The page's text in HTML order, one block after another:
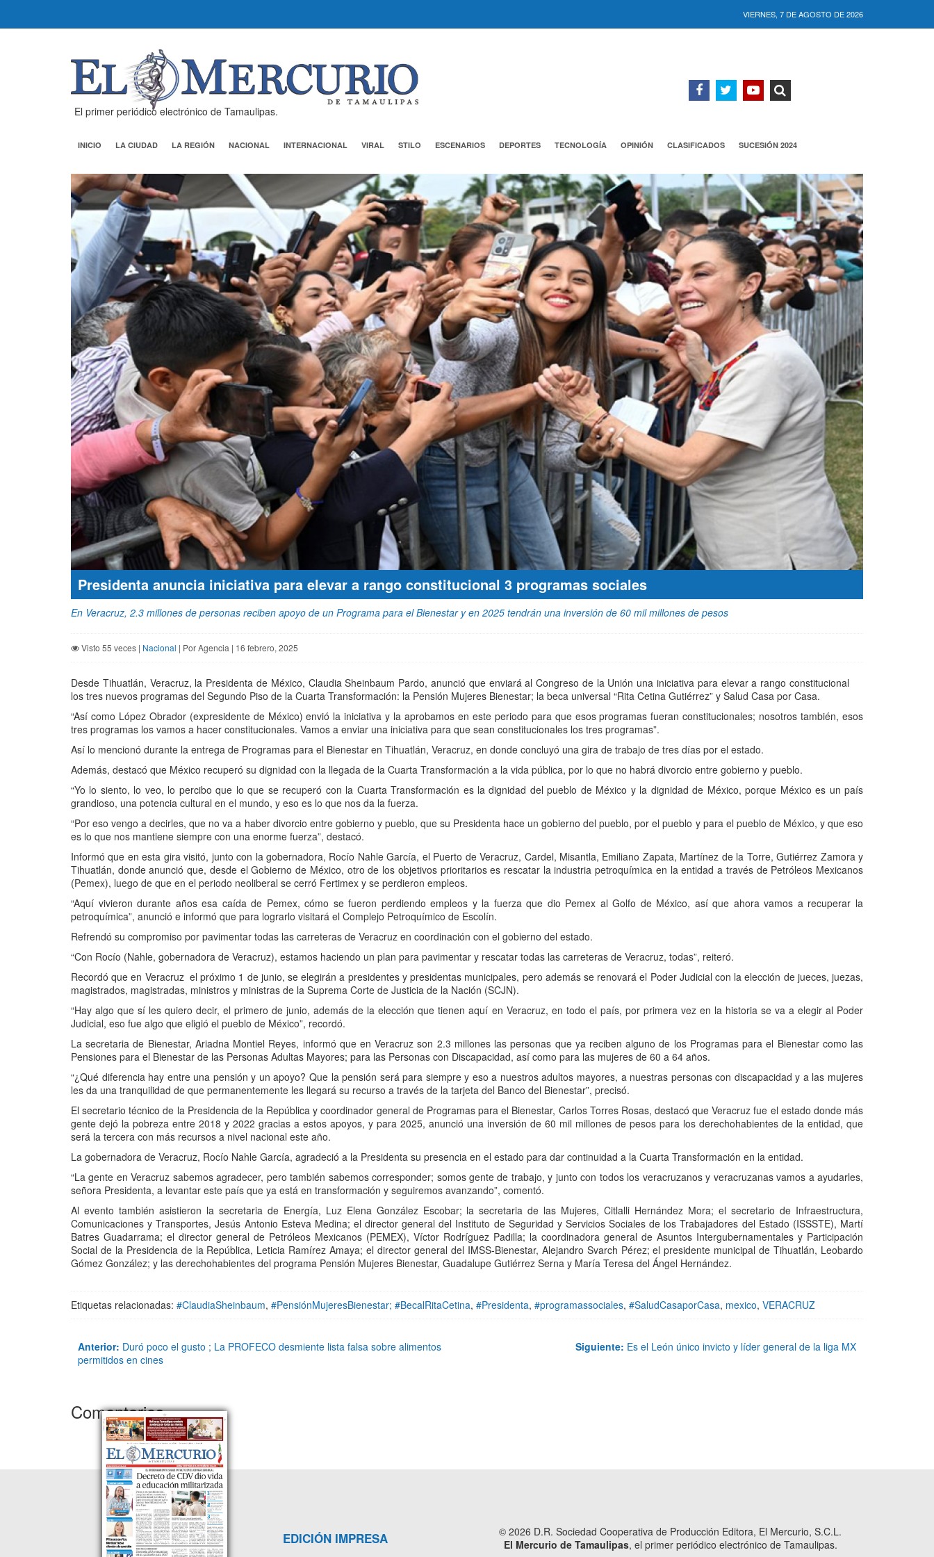
VIERNES, 7 DE AGOSTO DE 2026
El primer periódico electrónico de Tamaulipas.
INICIO LA CIUDAD LA REGIÓN NACIONAL INTERNACIONAL VIRAL STILO ESCENARIOS DEPORTES TECNOLOGÍA OPINIÓN CLASIFICADOS SUCESIÓN 2024
Presidenta anuncia iniciativa para elevar a rango constitucional 3 programas sociales
En Veracruz, 2.3 millones de personas reciben apoyo de un Programa para el Bienestar y en 2025 tendrán una inversión de 60 mil millones de pesos
Visto 55 veces | Nacional | Por Agencia | 16 febrero, 2025
Desde Tihuatlán, Veracruz, la Presidenta de México, Claudia Sheinbaum Pardo, anunció que enviará al Congreso de la Unión una iniciativa para elevar a rango constitucional
los tres nuevos programas del Segundo Piso de la Cuarta Transformación: la Pensión Mujeres Bienestar; la beca universal “Rita Cetina Gutiérrez” y Salud Casa por Casa.
“Así como López Obrador (expresidente de México) envió la iniciativa y la aprobamos en este periodo para que esos programas fueran constitucionales; nosotros también, esos
tres programas los vamos a hacer constitucionales. Vamos a enviar una iniciativa para que sean constitucionales los tres programas”.
Así lo mencionó durante la entrega de Programas para el Bienestar en Tihuatlán, Veracruz, en donde concluyó una gira de trabajo de tres días por el estado.
Además, destacó que México recuperó su dignidad con la llegada de la Cuarta Transformación a la vida pública, por lo que no habrá divorcio entre gobierno y pueblo.
“Yo lo siento, lo veo, lo percibo que lo que se recuperó con la Cuarta Transformación es la dignidad del pueblo de México y la dignidad de México, porque México es un país
grandioso, una potencia cultural en el mundo, y eso es lo que nos da la fuerza.
“Por eso vengo a decirles, que no va a haber divorcio entre gobierno y pueblo, que su Presidenta hace un gobierno del pueblo, por el pueblo y para el pueblo de México, y que eso
es lo que nos mantiene siempre con una enorme fuerza”, destacó.
Informó que en esta gira visitó, junto con la gobernadora, Rocío Nahle García, el Puerto de Veracruz, Cardel, Misantla, Emiliano Zapata, Martínez de la Torre, Gutiérrez Zamora y
Tihuatlán, donde anunció que, desde el Gobierno de México, otro de los objetivos prioritarios es rescatar la industria petroquímica en la entidad a través de Petróleos Mexicanos
(Pemex), luego de que en el periodo neoliberal se cerró Fertimex y se perdieron empleos.
“Aquí vivieron durante años esa caída de Pemex, cómo se fueron perdiendo empleos y la fuerza que dio Pemex al Golfo de México, así que ahora vamos a recuperar la
petroquímica”, anunció e informó que para lograrlo visitará el Complejo Petroquímico de Escolín.
Refrendó su compromiso por pavimentar todas las carreteras de Veracruz en coordinación con el gobierno del estado.
“Con Rocío (Nahle, gobernadora de Veracruz), estamos haciendo un plan para pavimentar y rescatar todas las carreteras de Veracruz, todas”, reiteró.
Recordó que en Veracruz el próximo 1 de junio, se elegirán a presidentes y presidentas municipales, pero además se renovará el Poder Judicial con la elección de jueces, juezas,
magistrados, magistradas, ministros y ministras de la Suprema Corte de Justicia de la Nación (SCJN).
“Hay algo que sí les quiero decir, el primero de junio, además de la elección que tienen aquí en Veracruz, en todo el país, por primera vez en la historia se va a elegir al Poder
Judicial, eso fue algo que eligió el pueblo de México”, recordó.
La secretaria de Bienestar, Ariadna Montiel Reyes, informó que en Veracruz son 2.3 millones las personas que ya reciben alguno de los Programas para el Bienestar como las
Pensiones para el Bienestar de las Personas Adultas Mayores; para las Personas con Discapacidad, así como para las mujeres de 60 a 64 años.
“¿Qué diferencia hay entre una pensión y un apoyo? Que la pensión será para siempre y eso a nuestros adultos mayores, a nuestras personas con discapacidad y a las mujeres
les da una tranquilidad de que permanentemente les llegará su recurso a través de la tarjeta del Banco del Bienestar”, precisó.
El secretario técnico de la Presidencia de la República y coordinador general de Programas para el Bienestar, Carlos Torres Rosas, destacó que Veracruz fue el estado donde más
gente dejó la pobreza entre 2018 y 2022 gracias a estos apoyos, y para 2025, anunció una inversión de 60 mil millones de pesos para los derechohabientes de la entidad, que
será la tercera con más recursos a nivel nacional este año.
La gobernadora de Veracruz, Rocío Nahle García, agradeció a la Presidenta su presencia en el estado para dar continuidad a la Cuarta Transformación en la entidad.
“La gente en Veracruz sabemos agradecer, pero también sabemos corresponder; somos gente de trabajo, y junto con todos los veracruzanos y veracruzanas vamos a ayudarles,
señora Presidenta, a levantar este país que ya está en transformación y seguiremos avanzando”, comentó.
Al evento también asistieron la secretaria de Energía, Luz Elena González Escobar; la secretaria de las Mujeres, Citlalli Hernández Mora; el secretario de Infraestructura,
Comunicaciones y Transportes, Jesús Antonio Esteva Medina; el director general del Instituto de Seguridad y Servicios Sociales de los Trabajadores del Estado (ISSSTE), Martí
Batres Guadarrama; el director general de Petróleos Mexicanos (PEMEX), Víctor Rodríguez Padilla; la coordinadora general de Asuntos Intergubernamentales y Participación
Social de la Presidencia de la República, Leticia Ramírez Amaya; el director general del IMSS-Bienestar, Alejandro Svarch Pérez; el presidente municipal de Tihuatlán, Leobardo
Gómez González; y las derechohabientes del programa Pensión Mujeres Bienestar, Guadalupe Gutiérrez Serna y María Teresa del Ángel Hernández.
Etiquetas relacionadas: #ClaudiaSheinbaum, #PensiónMujeresBienestar; #BecalRitaCetina, #Presidenta, #programassociales, #SaludCasaporCasa, mexico, VERACRUZ
Anterior: Duró poco el gusto ; La PROFECO desmiente lista falsa sobre alimentos
permitidos en cines
Siguiente: Es el León único invicto y líder general de la liga MX
Comentarios
EDICIÓN IMPRESA
© 2026 D.R. Sociedad Cooperativa de Producción Editora, El Mercurio, S.C.L.
El Mercurio de Tamaulipas, el primer periódico electrónico de Tamaulipas.